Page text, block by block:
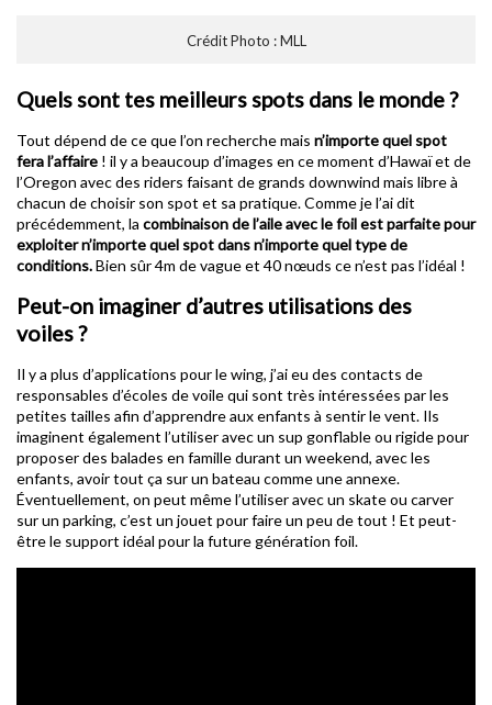
Crédit Photo : MLL
Quels sont tes meilleurs spots dans le monde ?
Tout dépend de ce que l’on recherche mais n’importe quel spot
fera l’affaire ! il y a beaucoup d’images en ce moment d’Hawaï et de
l’Oregon avec des riders faisant de grands downwind mais libre à
chacun de choisir son spot et sa pratique. Comme je l’ai dit
précédemment, la combinaison de l’aile avec le foil est parfaite pour
exploiter n’importe quel spot dans n’importe quel type de
conditions.Bien sûr 4m de vague et 40 nœuds ce n’est pas l’idéal !
Peut-on imaginer d’autres utilisations des
voiles ?
Il y a plus d’applications pour le wing, j’ai eu des contacts de
responsables d’écoles de voile qui sont très intéressées par les
petites tailles afin d’apprendre aux enfants à sentir le vent. Ils
imaginent également l’utiliser avec un sup gonflable ou rigide pour
proposer des balades en famille durant un weekend, avec les
enfants, avoir tout ça sur un bateau comme une annexe.
Éventuellement, on peut même l’utiliser avec un skate ou carver
sur un parking, c’est un jouet pour faire un peu de tout ! Et peut-
être le support idéal pour la future génération foil.